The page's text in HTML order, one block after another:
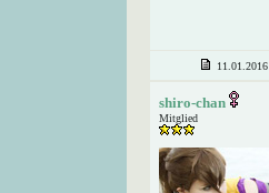
11.01.2016
shiro-chan
Mitglied